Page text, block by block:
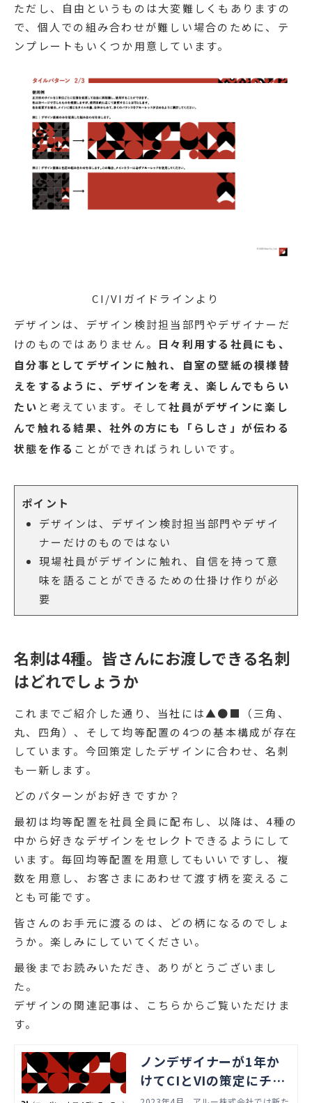
ただし、自由というものは大変難しくもありますの
で、個人での組み合わせが難しい場合のために、テ
ンプレートもいくつか用意しています。
CI/VIガイドラインより
デザインは、デザイン検討担当部門やデザイナーだ
けのものではありません。 日々利用する社員にも、
自分事としてデザインに触れ、自室の壁紙の模様替
えをするように、デザインを考え、楽しんでもらい
たい と考えています。そして社員がデザインに楽し
んで触れる結果、社外の方にも「らしさ」が伝わる
状態を作る ことができればうれしいです。
ポイント
デザインは、デザイン検討担当部門やデザイ
ナーだけのものではない
現場社員がデザインに触れ、自信を持って意
味を語ることができるための仕掛け作りが必
要
名刺は4種。皆さんにお渡しできる名刺
はどれでしょうか
これまでご紹介した通り、当社には▲●■（三角、
丸、四角）、そして均等配置の4つの基本構成が存在
しています。今回策定したデザインに合わせ、名刺
も一新します。
どのパターンがお好きですか？
最初は均等配置を社員全員に配布し、以降は、4種の
中から好きなデザインをセレクトできるようにして
います。毎回均等配置を用意してもいいですし、複
数を用意し、お客さまにあわせて渡す柄を変えるこ
とも可能です。
皆さんのお手元に渡るのは、どの柄になるのでしょ
うか。楽しみにしていてください。
最後までお読みいただき、ありがとうございまし
た。
デザインの関連記事は、こちらからご覧いただけま
す。
ノンデザイナーが1年か
けてCIとVIの策定にチャ
レンジした話①～「らし